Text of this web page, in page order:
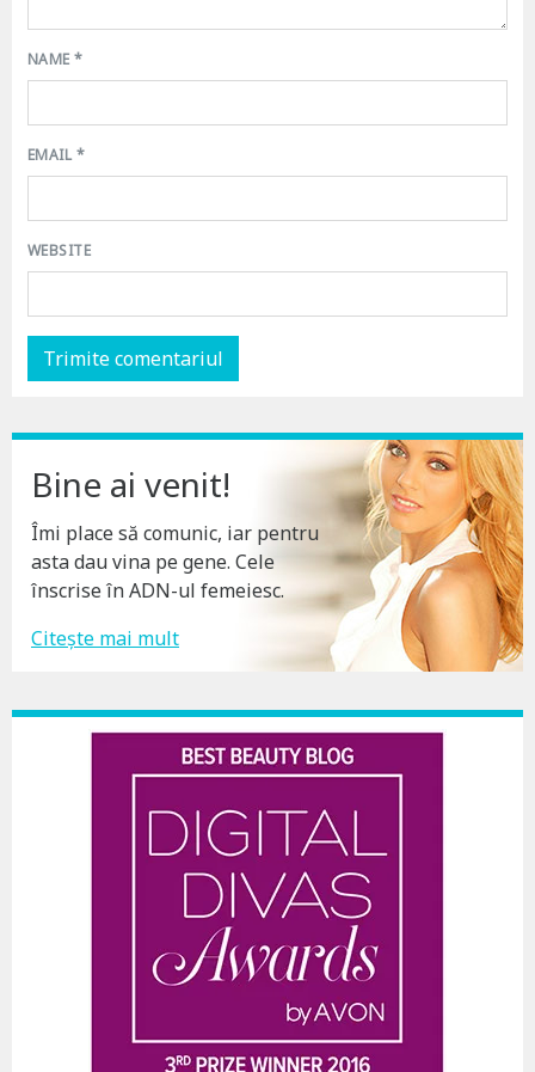
NAME*
EMAIL*
WEBSITE
Bine ai venit!
Îmi place să comunic, iar pentru
asta dau vina pe gene. Cele
înscrise în ADN-ul femeiesc.
Citește mai mult